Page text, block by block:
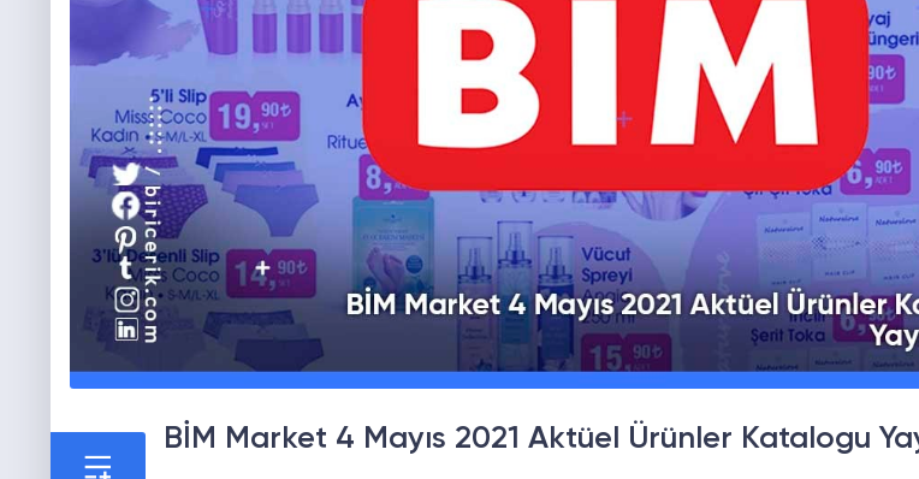
BİM Market 4 Mayıs 2021 Aktüel Ürünler Katalogu